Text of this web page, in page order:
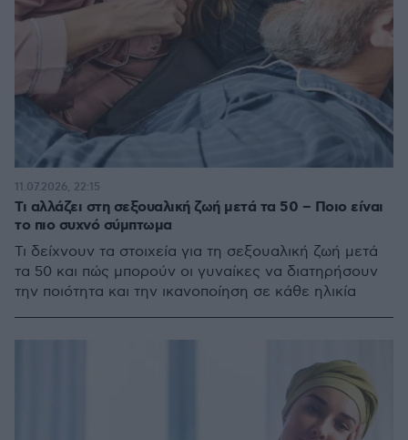
Τι αλλάζει στη σεξουαλική ζωή μετά τα 50 – Ποιο είναι
το πιο συχνό σύμπτωμα
Τι δείχνουν τα στοιχεία για τη σεξουαλική ζωή μετά
τα 50 και πώς μπορούν οι γυναίκες να διατηρήσουν
την ποιότητα και την ικανοποίηση σε κάθε ηλικία
11.07.2026, 22:15